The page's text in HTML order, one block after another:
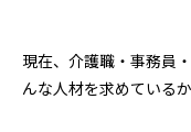
現在、介護職・事務員
んな人材を求めている